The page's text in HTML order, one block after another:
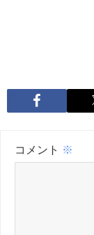
コメント ※